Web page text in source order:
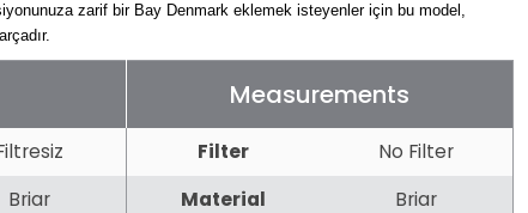
zarif bir Bay Denmark eklemek isteyenler için bu model,
Measurements
Filter
No Filter
Briar Material
Briar